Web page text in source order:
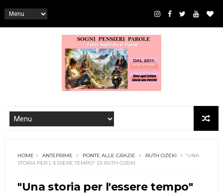
HOME ANTEPRIME PONTE ALLE GRAZIE RUTH OZEKI
"UNA
STORIA PER L'ESSERE TEMPO" DI RUTH OZEKI
"Una storia per l'essere tempo"